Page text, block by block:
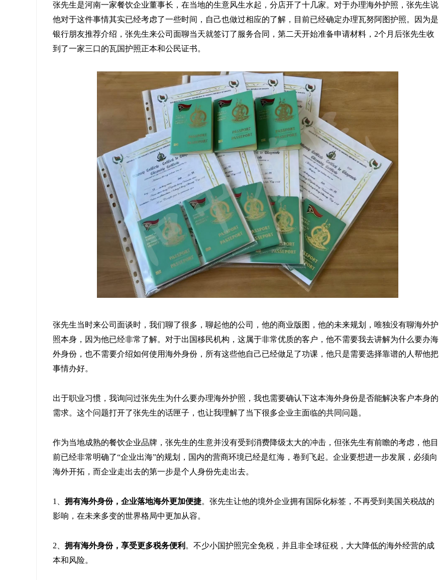
张先生是河南一家餐饮企业董事长，在当地的生意风生水起，分店开了十几家。对于办理海外护照，张先生说
他对于这件事情其实已经考虑了一些时间，自己也做过相应的了解，目前已经确定办理瓦努阿图护照。因为是
银行朋友推荐介绍，张先生来公司面聊当天就签订了服务合同，第二天开始准备申请材料，2个月后张先生收
到了一家三口的瓦国护照正本和公民证书。
张先生当时来公司面谈时，我们聊了很多，聊起他的公司，他的商业版图，他的未来规划，唯独没有聊海外护
照本身，因为他已经非常了解。对于出国移民机构，这属于非常优质的客户，他不需要我去讲解为什么要办海
外身份，也不需要介绍如何使用海外身份，所有这些他自己已经做足了功课，他只是需要选择靠谱的人帮他把
事情办好。
出于职业习惯，我询问过张先生为什么要办理海外护照，我也需要确认下这本海外身份是否能解决客户本身的
需求。这个问题打开了张先生的话匣子，也让我理解了当下很多企业主面临的共同问题。
作为当地成熟的餐饮企业品牌，张先生的生意并没有受到消费降级太大的冲击，但张先生有前瞻的考虑，他目
前已经非常明确了“企业出海”的规划，国内的营商环境已经是红海，卷到飞起。企业要想进一步发展，必须向
海外开拓，而企业走出去的第一步是个人身份先走出去。
1、 拥有海外身份，企业落地海外更加便捷。张先生让他的境外企业拥有国际化标签，不再受到美国关税战的
影响，在未来多变的世界格局中更加从容。
2、 拥有海外身份，享受更多税务便利 。不少小国护照完全免税，并且非全球征税，大大降低的海外经营的成
本和风险。